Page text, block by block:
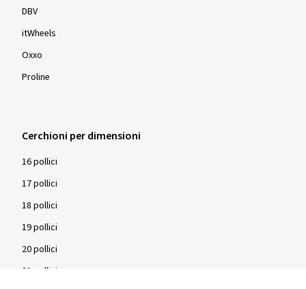
DBV
itWheels
Oxxo
Proline
Cerchioni per dimensioni
16 pollici
17 pollici
18 pollici
19 pollici
20 pollici
21 pollici